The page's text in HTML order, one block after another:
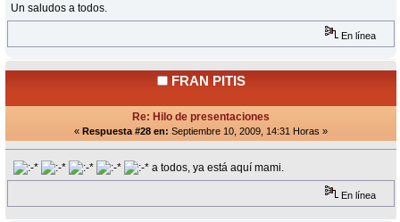
Un saludos a todos.
En línea
FRAN PITIS
Re: Hilo de presentaciones
« Respuesta #28 en: Septiembre 10, 2009, 14:31 Horas »
a todos, ya está aquí mami.
En línea